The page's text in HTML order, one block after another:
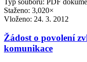
Typ souboru: PDF
Staženo: 3,020×
Vloženo: 24. 3. 2012
Žádost o povolení
komunikace